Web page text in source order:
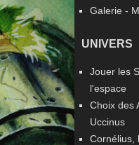
Galerie -
UNIVERS
Jouer les
l'espace
Choix des
Uccinus
Cornélius,